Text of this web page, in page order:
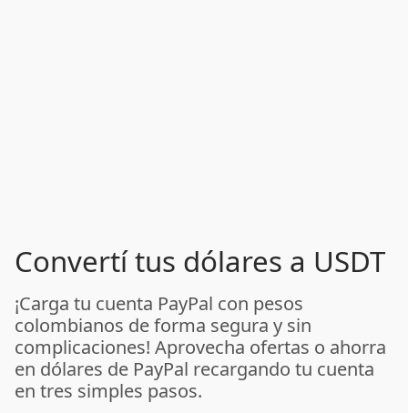
Convertí tus dólares a USDT
¡Carga tu cuenta PayPal con pesos
colombianos de forma segura y sin
complicaciones! Aprovecha ofertas o ahorra
en dólares de PayPal recargando tu cuenta
en tres simples pasos.